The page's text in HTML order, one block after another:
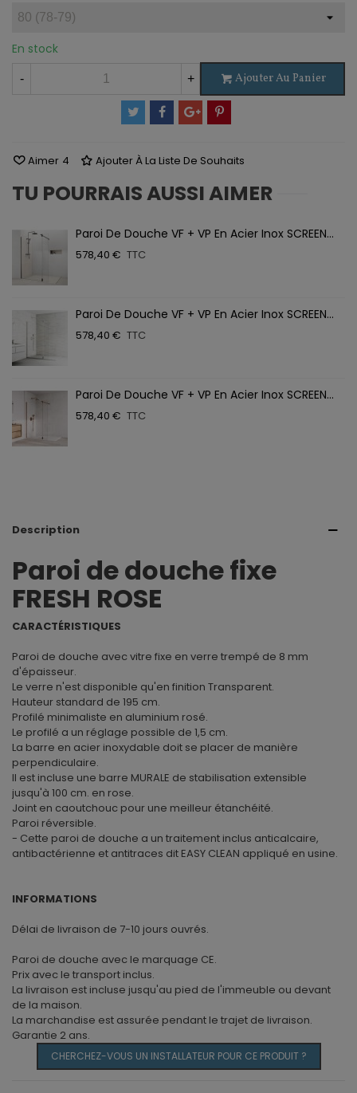
En stock
- + Ajouter Au Panier
Aimer 4 Ajouter À La Liste De Souhaits
TU POURRAIS AUSSI AIMER
Paroi De Douche VF + VP En Acier Inox SCREEN...
578,40 € TTC
Paroi De Douche VF + VP En Acier Inox SCREEN...
578,40 € TTC
Paroi De Douche VF + VP En Acier Inox SCREEN...
578,40 € TTC
Description
Paroi de douche fixe
FRESH ROSE
CARACTÉRISTIQUES
Paroi de douche avec vitre fixe en verre trempé de 8 mm
d'épaisseur.
Le verre n'est disponible qu'en finition Transparent.
Hauteur standard de 195 cm.
Profilé minimaliste en aluminium rosé.
Le profilé a un réglage possible de 1,5 cm.
La barre en acier inoxydable doit se placer de manière
perpendiculaire.
Il est incluse une barre MURALE de stabilisation extensible
jusqu'à 100 cm. en rose.
Joint en caoutchouc pour une meilleur étanchéité.
Paroi réversible.
- Cette paroi de douche a un traitement inclus anticalcaire,
antibactérienne et antitraces dit EASY CLEAN appliqué en usine.
INFORMATIONS
Délai de livraison de 7-10 jours ouvrés.
Paroi de douche avec le marquage CE.
Prix ​​avec le transport inclus.
La livraison est incluse jusqu'au pied de l'immeuble ou devant
de la maison.
La marchandise est assurée pendant le trajet de livraison.
Garantie 2 ans.
CHERCHEZ-VOUS UN INSTALLATEUR POUR CE PRODUIT ?